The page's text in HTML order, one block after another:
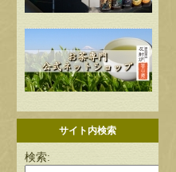
サイト内検索
検索: